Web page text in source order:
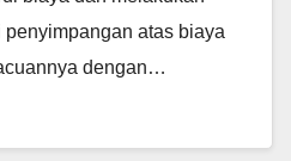
atas biaya
dengan…